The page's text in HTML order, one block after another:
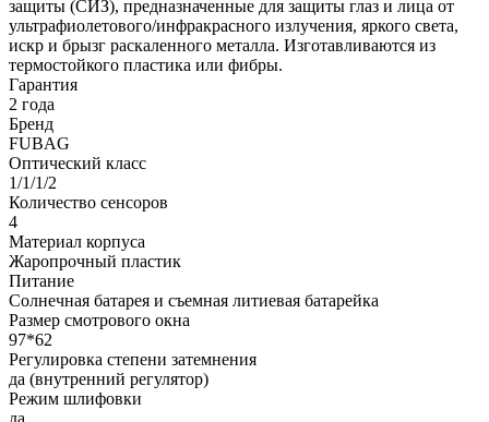
защиты (СИЗ), предназначенные для защиты глаз и лица от
ультрафиолетового/инфракрасного излучения, яркого света,
искр и брызг раскаленного металла. Изготавливаются из
термостойкого пластика или фибры.
Гарантия
2 года
Бренд
FUBAG
Оптический класс
1/1/1/2
Количество сенсоров
4
Материал корпуса
Жаропрочный пластик
Питание
Солнечная батарея и съемная литиевая батарейка
Размер смотрового окна
97*62
Регулировка степени затемнения
да (внутренний регулятор)
Режим шлифовки
да